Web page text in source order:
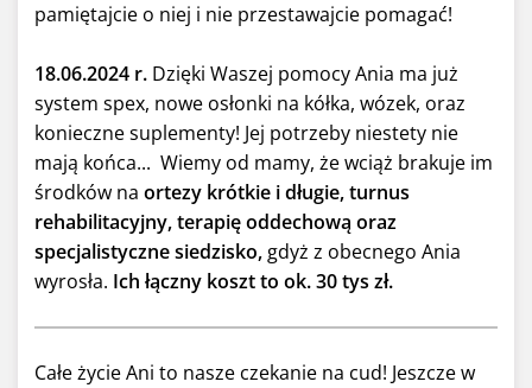
pamiętajcie o niej i nie przestawajcie pomagać!
18.06.2024 r. Dzięki Waszej pomocy Ania ma już
system spex, nowe osłonki na kółka, wózek, oraz
konieczne suplementy! Jej potrzeby niestety nie
mają końca... Wiemy od mamy, że wciąż brakuje im
środków na ortezy krótkie i długie, turnus
rehabilitacyjny, terapię oddechową oraz
specjalistyczne siedzisko, gdyż z obecnego Ania
wyrosła. Ich łączny koszt to ok. 30 tys zł.
Całe życie Ani to nasze czekanie na cud! Jeszcze w